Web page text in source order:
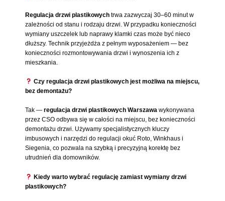
Regulacja drzwi plastikowych trwa zazwyczaj 30–60 minut w
zależności od stanu i rodzaju drzwi. W przypadku konieczności
wymiany uszczelek lub naprawy klamki czas może być nieco
dłuższy. Technik przyjeżdża z pełnym wyposażeniem — bez
konieczności rozmontowywania drzwi i wynoszenia ich z
mieszkania.
Czy regulacja drzwi plastikowych jest możliwa na miejscu,
bez demontażu?
Tak — regulacja drzwi plastikowych Warszawa wykonywana
przez CSO odbywa się w całości na miejscu, bez konieczności
demontażu drzwi. Używamy specjalistycznych kluczy
imbusowych i narzędzi do regulacji okuć Roto, Winkhaus i
Siegenia, co pozwala na szybką i precyzyjną korektę bez
utrudnień dla domowników.
Kiedy warto wybrać regulację zamiast wymiany drzwi
plastikowych?